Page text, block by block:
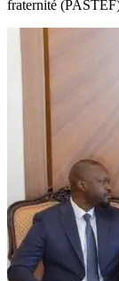
fraternité